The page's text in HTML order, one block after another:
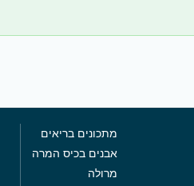
מתכונים בריאים
אבנים בכיס המרה
מרולה